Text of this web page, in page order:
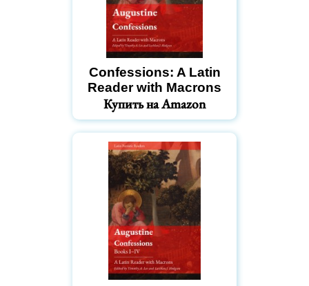
Confessions: A Latin
Reader with Macrons
Купить на Amazon